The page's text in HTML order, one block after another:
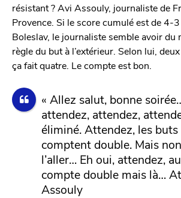
résistant ? Avi Assouly, journaliste de
Provence. Si le score cumulé est de 4-
Boleslav, le journaliste semble avoir du
règle du but à l’extérieur. Selon lui, deux
ça fait quatre. Le compte est bon.
« Allez salut, bonne
attendez, attendez,
éliminé. Attendez, les buts
comptent double. Mais
l’aller… Eh oui, attendez,
compte double mais là…
Assouly